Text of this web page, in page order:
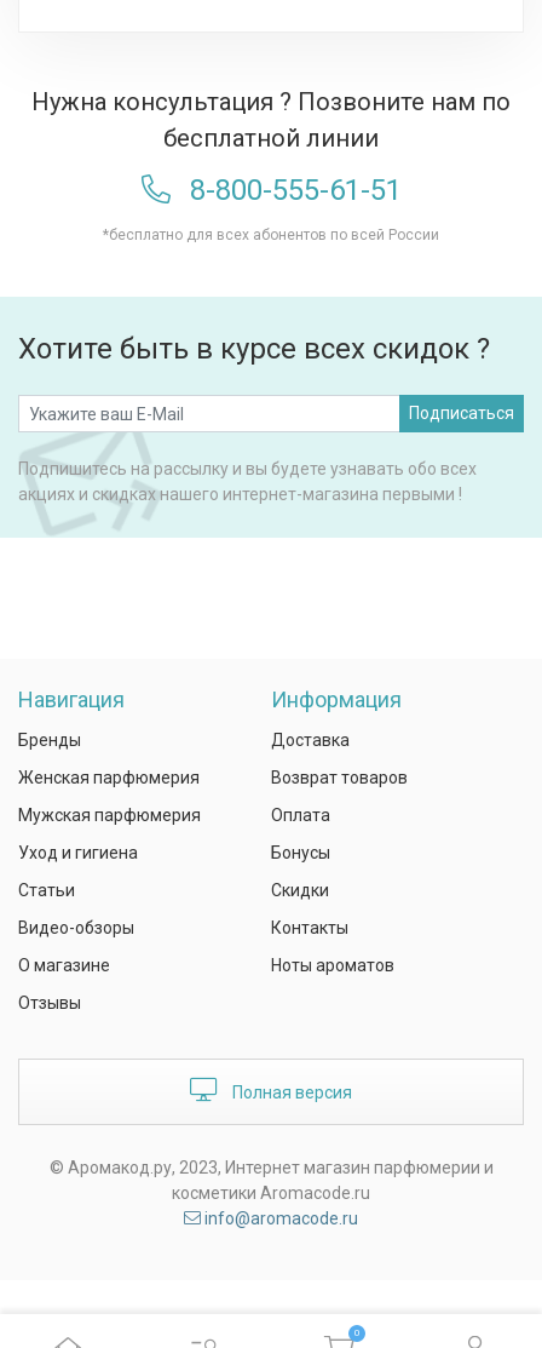
Нужна консультация ? Позвоните нам по
бесплатной линии
8-800-555-61-51
*бесплатно для всех абонентов по всей России
Хотите быть в курсе всех скидок ?
Подписаться
Подпишитесь на рассылку и вы будете узнавать обо всех
акциях и скидках нашего интернет-магазина первыми !
Навигация
Бренды
Женская парфюмерия
Мужская парфюмерия
Уход и гигиена
Статьи
Видео-обзоры
О магазине
Отзывы
Информация
Доставка
Возврат товаров
Оплата
Бонусы
Скидки
Контакты
Ноты ароматов
Полная версия
© Аромакод.ру, 2023, Интернет магазин парфюмерии и
косметики Aromacode.ru
info@aromacode.ru
0